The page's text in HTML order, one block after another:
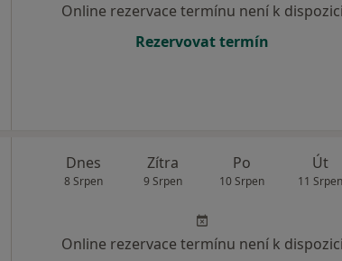
Online rezervace termínu není k dispozici
Rezervovat termín
Dnes
8 Srpen
Zítra
9 Srpen
Po
10 Srpen
Út
11 Srpen
Online rezervace termínu není k dispozici